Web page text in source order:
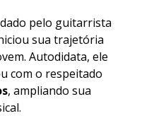
pelo guitarrista
sua trajetória
Autodidata, ele
com o respeitado
, ampliando sua